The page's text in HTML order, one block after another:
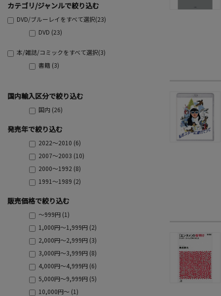
カテゴリ/ジャンルで絞り込む
DVD/ブルーレイをすべて選択(23)
DVD (23)
本/雑誌/コミックをすべて選択(3)
書籍 (3)
国内輸入区分で絞り込む
国内 (26)
発売年で絞り込む
2022～2010 (6)
2007～2003 (10)
2000～1992 (8)
1991～1989 (2)
販売価格で絞り込む
～999円 (1)
1,000円～1,999円 (2)
2,000円～2,999円 (3)
3,000円～3,999円 (8)
4,000円～4,999円 (6)
5,000円～9,999円 (5)
10,000円～ (1)